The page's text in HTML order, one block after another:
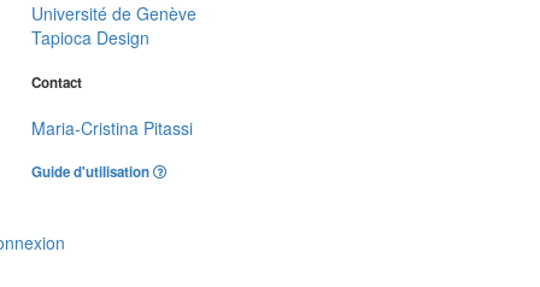
Université de Genève
Tapioca Design
Contact
Maria-Cristina Pitassi
Guide d'utilisation